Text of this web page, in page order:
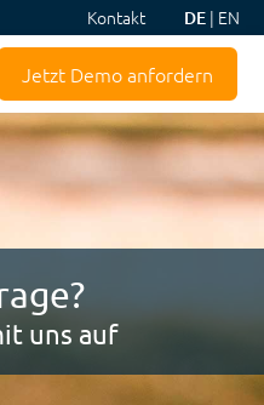
Kontakt DE | EN
Jetzt Demo anfordern
uns auf